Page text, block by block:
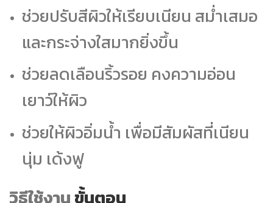
ช่วยปรับสีผิวให้เรียบเนียน สม่ำเสมอ
และกระจ่างใสมากยิ่งขึ้น
ช่วยลดเลือนริ้วรอย คงความอ่อน
เยาว์ให้ผิว
ช่วยให้ผิวอิ่มน้ำ เพื่อมีสัมผัสที่เนียน
นุ่ม เด้งฟู
วิธีใช้งานขั้นตอน